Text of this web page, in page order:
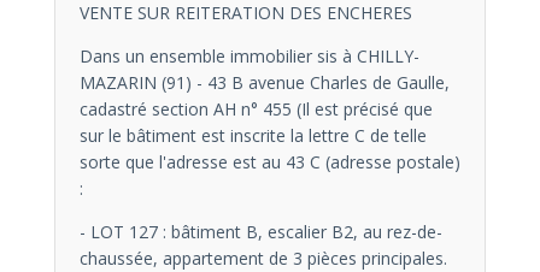
VENTE SUR REITERATION DES ENCHERES
Dans un ensemble immobilier sis à CHILLY-
MAZARIN (91) - 43 B avenue Charles de Gaulle,
cadastré section AH n° 455 (Il est précisé que
sur le bâtiment est inscrite la lettre C de telle
sorte que l'adresse est au 43 C (adresse postale)
:
- LOT 127 : bâtiment B, escalier B2, au rez-de-
chaussée, appartement de 3 pièces principales.